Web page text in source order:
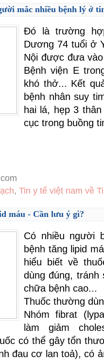
mắc nhiều bệnh lý ở
Đó là trường
Dương 74 tuổi ở
Nội được đưa
Bệnh viện E
khó thở... Kết
bệnh nhân suy
hai lá, hẹp 3
cục trong buồng
, Tin y tế việt nam về
máu - Cần lưu ý gì?
Có nhiều người
bệnh tăng lipid
hiểu biết về
dùng đúng, tránh
chữa bệnh cao...
Thuốc thường
Nhóm fibrat
làm giảm
có thể gây tổn
đau cơ lan toả), có